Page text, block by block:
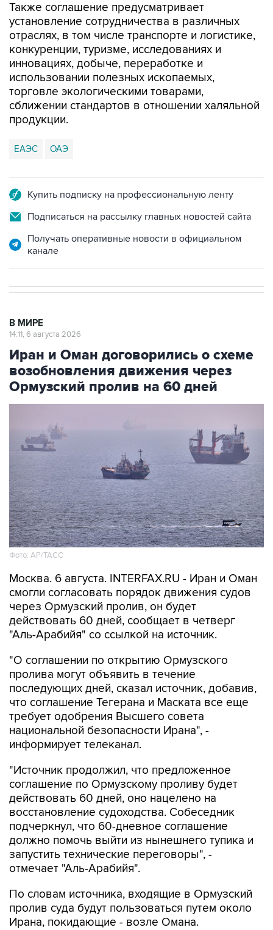
Также соглашение предусматривает
установление сотрудничества в различных
отраслях, в том числе транспорте и логистике,
конкуренции, туризме, исследованиях и
инновациях, добыче, переработке и
использовании полезных ископаемых,
торговле экологическими товарами,
сближении стандартов в отношении халяльной
продукции.
ЕАЭС ОАЭ
Купить подписку на профессиональную ленту
Подписаться на рассылку главных новостей сайта
Получать оперативные новости в официальном
канале
В МИРЕ
14:11, 6 августа 2026
Иран и Оман договорились о схеме
возобновления движения через
Ормузский пролив на 60 дней
Фото: AP/ТАСС
Москва. 6 августа. INTERFAX.RU - Иран и Оман
смогли согласовать порядок движения судов
через Ормузский пролив, он будет
действовать 60 дней, сообщает в четверг
"Аль-Арабийя" со ссылкой на источник.
"О соглашении по открытию Ормузского
пролива могут объявить в течение
последующих дней, сказал источник, добавив,
что соглашение Тегерана и Маската все еще
требует одобрения Высшего совета
национальной безопасности Ирана", -
информирует телеканал.
"Источник продолжил, что предложенное
соглашение по Ормузскому проливу будет
действовать 60 дней, оно нацелено на
восстановление судоходства. Собеседник
подчеркнул, что 60-дневное соглашение
должно помочь выйти из нынешнего тупика и
запустить технические переговоры", -
отмечает "Аль-Арабийя".
По словам источника, входящие в Ормузский
пролив суда будут пользоваться путем около
Ирана, покидающие - возле Омана.